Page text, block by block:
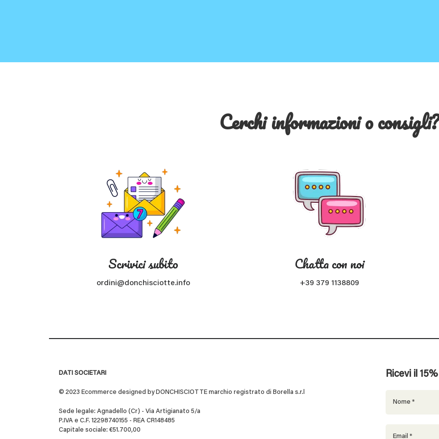
Cerchi informazioni o consigli?
Scrivici subito
ordini@donchisciotte.info
Chatta con noi
+39 379 1138809
DATI SOCIETARI
© 2023 Ecommerce designed by DONCHISCIOTTE marchio registrato di Borella s.r.l
Sede legale: Agnadello (Cr) - Via Artigianato 5/a
P.IVA e C.F. 12298740155 - REA CR148485
Capitale sociale: €51.700,00
Ricevi il